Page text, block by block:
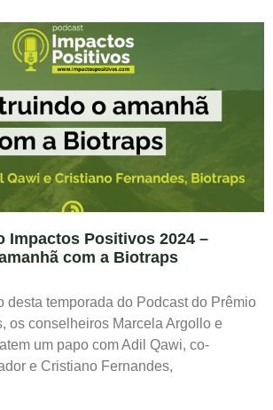
Impactos Positivos 2024 –
com a Biotraps
desta temporada do Podcast do Prêmio
os conselheiros Marcela Argollo e
um papo com Adil Qawi, co-
e Cristiano Fernandes,